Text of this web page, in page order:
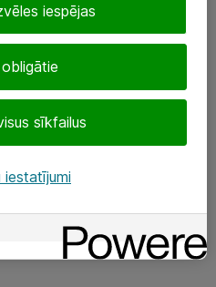
sīkfailus
iespējas
iestatījumi